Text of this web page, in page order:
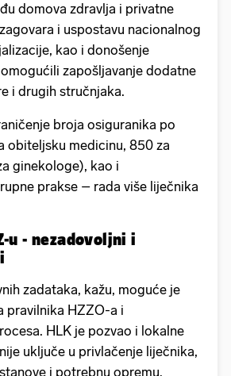
domova zdravlja i privatne
i uspostavu nacionalnog
kao i donošenje
zapošljavanje dodatne
i drugih stručnjaka.
broja osiguranika po
obiteljsku medicinu, 850 za
ginekologe), kao i
prakse – rada više liječnika
u - nezadovoljni i
zadataka, kažu, moguće je
pravilnika HZZO-a i
HLK je pozvao i lokalne
uključe u privlačenje liječnika,
i potrebnu opremu.